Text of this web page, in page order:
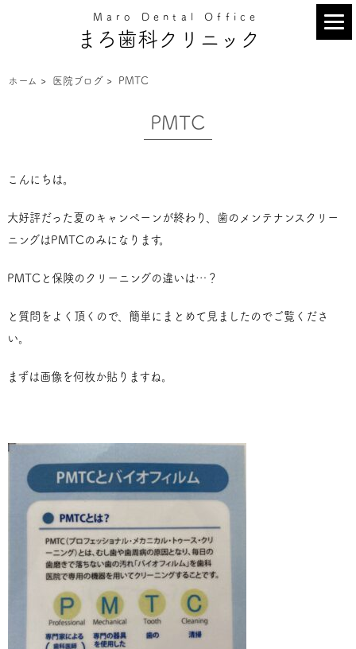
Maro Dental Office
まろ歯科クリニック
ホーム > 医院ブログ > PMTC
PMTC
こんにちは。
大好評だった夏のキャンペーンが終わり、歯のメンテナンスクリー
ニングはPMTCのみになります。
PMTCと保険のクリーニングの違いは…？
と質問をよく頂くので、簡単にまとめて見ましたのでご覧くださ
い。
まずは画像を何枚か貼りますね。